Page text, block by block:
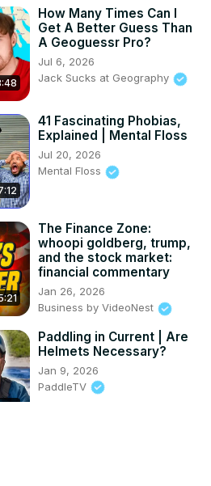
How Many Times Can I
Get A Better Guess Than
A Geoguessr Pro?
Jul 6, 2026
Jack Sucks at Geography
41 Fascinating Phobias,
Explained | Mental Floss
Jul 20, 2026
Mental Floss
The Finance Zone:
whoopi goldberg, trump,
and the stock market:
financial commentary
Jan 26, 2026
Business by VideoNest
Paddling in Current | Are
Helmets Necessary?
Jan 9, 2026
PaddleTV